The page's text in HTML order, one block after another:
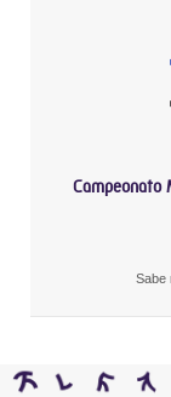
Campeonato
Sabe